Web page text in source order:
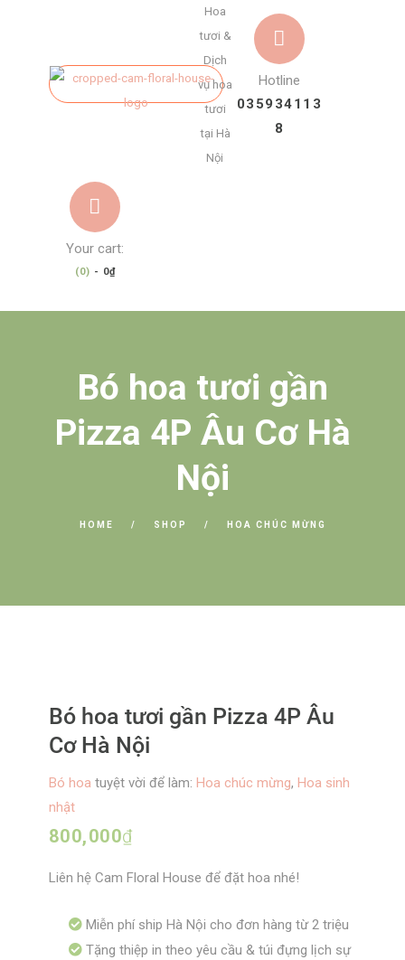
Hoa
tươi &
Dịch
vụ hoa
tươi
tại Hà
Nội
Hotline
035934113
8
Your cart:
(0) - 0₫
Bó hoa tươi gần
Pizza 4P Âu Cơ Hà
Nội
HOME SHOP HOA CHÚC MỪNG
Bó hoa tươi gần Pizza 4P Âu
Cơ Hà Nội
Bó hoa tuyệt vời để làm: Hoa chúc mừng, Hoa sinh
nhật
800,000₫
Liên hệ Cam Floral House để đặt hoa nhé!
Miễn phí ship Hà Nội cho đơn hàng từ 2 triệu
Tặng thiệp in theo yêu cầu & túi đựng lịch sự